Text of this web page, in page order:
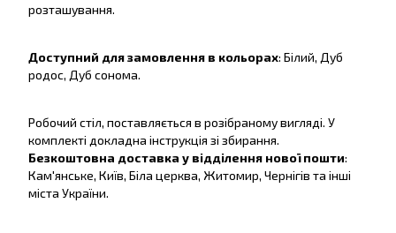
розташування.
Доступний для замовлення в кольорах: Білий, Дуб
родос, Дуб сонома.
Робочий стіл, поставляється в розібраному вигляді. У
комплекті докладна інструкція зі збирання.
Безкоштовна доставка у відділення нової пошти:
Кам'янське, Київ, Біла церква, Житомир, Чернігів та інші
міста України.